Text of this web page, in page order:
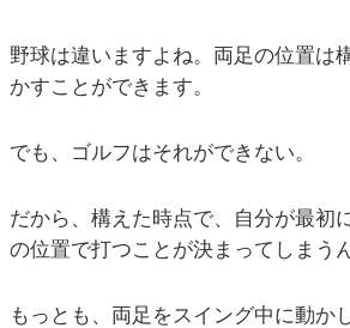
野球は違いますよね。両足の位置は
かすことができます。
でも、ゴルフはそれができない。
だから、構えた時点で、自分が最初
の位置で打つことが決まってしまう
もっとも、両足をスイング中に動か